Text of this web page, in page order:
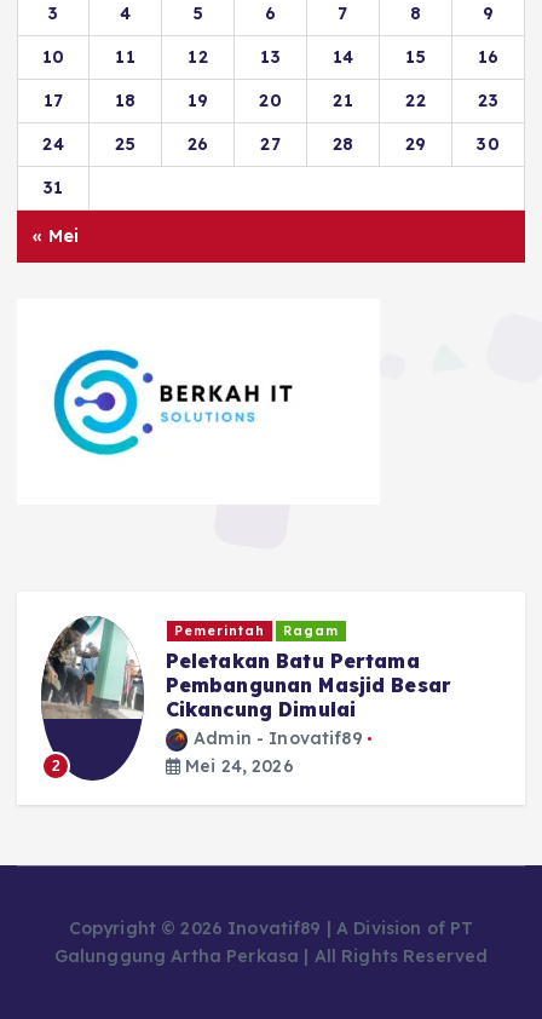
3
4 5 6 7 8
9
10
11 12 13 14 15
16
17
18 19 20 21 22
23
24
25 26 27 28 29
30
31
« Mei
Kriminal dan Hukum
Diduga Edarkan Tembakau
Sintetis, Seorang Pria di Garut
Diamankan Polisi
Admin - Inovatif89
Mei 24, 2026
Copyright © 2026 Inovatif89 | A Division of PT
Galunggung Artha Perkasa | All Rights Reserved